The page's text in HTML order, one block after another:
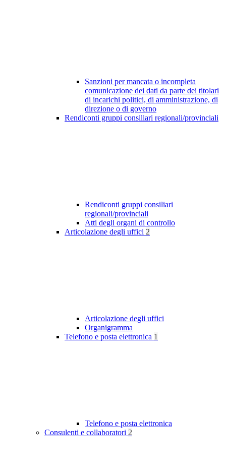
Sanzioni per mancata o incompleta
comunicazione dei dati da parte dei titolari
di incarichi politici, di amministrazione, di
direzione o di governo
Rendiconti gruppi consiliari regionali/provinciali
Rendiconti gruppi consiliari
regionali/provinciali
Atti degli organi di controllo
Articolazione degli uffici 2
Articolazione degli uffici
Organigramma
Telefono e posta elettronica 1
Telefono e posta elettronica
Consulenti e collaboratori 2